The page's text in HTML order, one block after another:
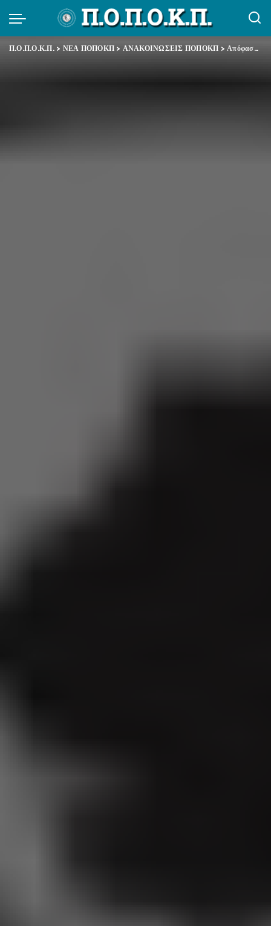
Π.Ο.Π.Ο.Κ.Π.> ΝΕΑ ΠΟΠΟΚΠ > ΑΝΑΚΟΙΝΩΣΕΙΣ ΠΟΠΟΚΠ >Απόφαση Γενικού Συμβουλίου της 16.9.2011